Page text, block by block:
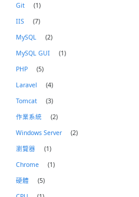
Git
(1)
IIS
(7)
MySQL
(2)
MySQL GUI
(1)
PHP
(5)
Laravel
(4)
Tomcat
(3)
作業系統
(2)
Windows Server
(2)
瀏覽器
(1)
Chrome
(1)
硬體
(5)